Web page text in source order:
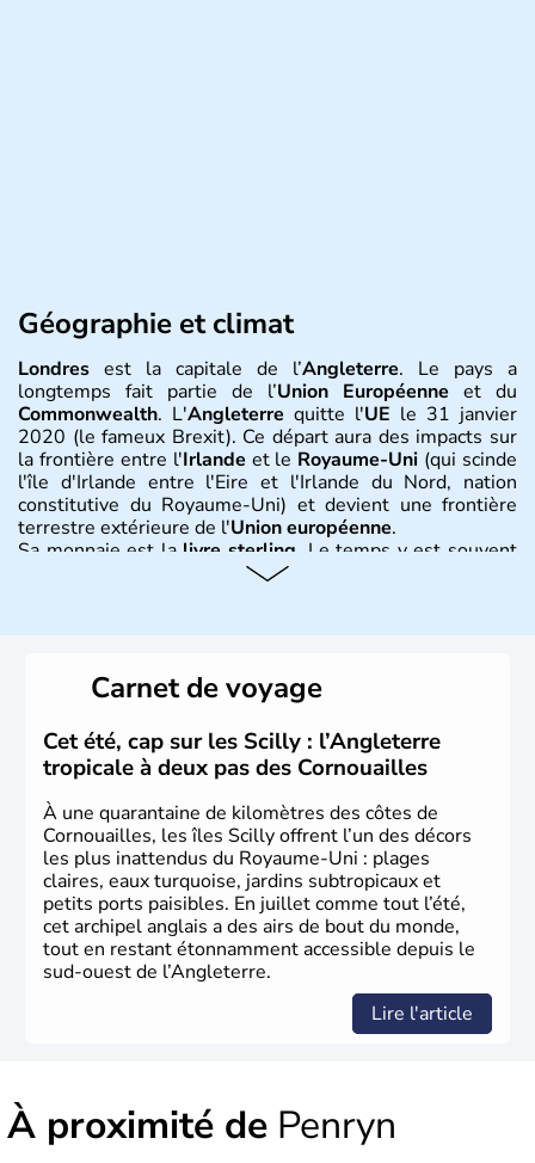
Géographie et climat
Londres est la capitale de l’Angleterre. Le pays a
longtemps fait partie de l’Union Européenne et du
Commonwealth. L'Angleterre quitte l'UE le 31 janvier
2020 (le fameux Brexit). Ce départ aura des impacts sur
la frontière entre l'Irlande et le Royaume-Uni (qui scinde
l'île d'Irlande entre l'Eire et l'Irlande du Nord, nation
constitutive du Royaume-Uni) et devient une frontière
terrestre extérieure de l'Union européenne.
Sa monnaie est lalivre sterling . Le temps y est souvent
instable avec de nombreuses précipitations : il s’agit d’un
Histoire et administration
L'Angleterre est l’une des quatre nations constitutives du
Royaume-Uni. Elle est peuplée de plus de 50 millions
d’habitants, les Anglais, et constitue à elle seule, près de
84% de la population de l’ensemble. Le pays s’est créé au
Xème siècle et tient son nom desAngles
germanique installé sur ces terres. Première démocratie
parlementaire au monde, elle doit son développement à
l’essor industriel du XIXème siècle.
Carnet de voyage
Cet été, cap sur les Scilly : l’Angleterre
tropicale à deux pas des Cornouailles
À une quarantaine de kilomètres des côtes de
Cornouailles, les îles Scilly offrent l’un des décors
les plus inattendus du Royaume-Uni : plages
claires, eaux turquoise, jardins subtropicaux et
petits ports paisibles. En juillet comme tout l’été,
cet archipel anglais a des airs de bout du monde,
tout en restant étonnamment accessible depuis le
sud-ouest de l’Angleterre.
Lire l'article
À proximité de Penryn